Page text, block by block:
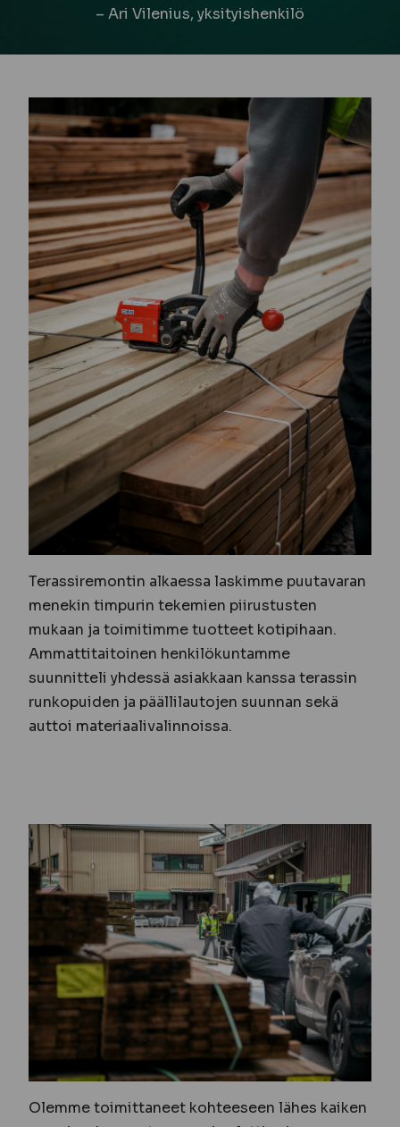
– Ari Vilenius, yksityishenkilö
Terassiremontin alkaessa laskimme puutavaran
menekin timpurin tekemien piirustusten
mukaan ja toimitimme tuotteet kotipihaan.
Ammattitaitoinen henkilökuntamme
suunnitteli yhdessä asiakkaan kanssa terassin
runkopuiden ja päällilautojen suunnan sekä
auttoi materiaalivalinnoissa.
Olemme toimittaneet kohteeseen lähes kaiken